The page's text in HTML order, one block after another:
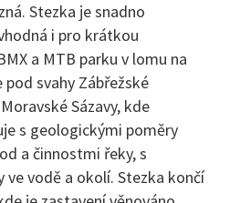
Stezka je snadno
i pro krátkou
a MTB parku v lomu na
svahy Zábřežské
Sázavy, kde
s geologickými poměry
a činnostmi řeky, s
ve vodě a okolí. Stezka končí